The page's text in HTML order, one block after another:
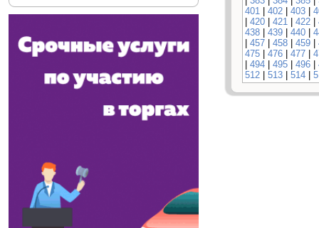
401 | 402 | 403 |
| 420 | 421 | 422 |
438 | 439 | 440 |
| 457 | 458 | 459 |
475 | 476 | 477 |
| 494 | 495 | 496 |
512 | 513 | 514 |